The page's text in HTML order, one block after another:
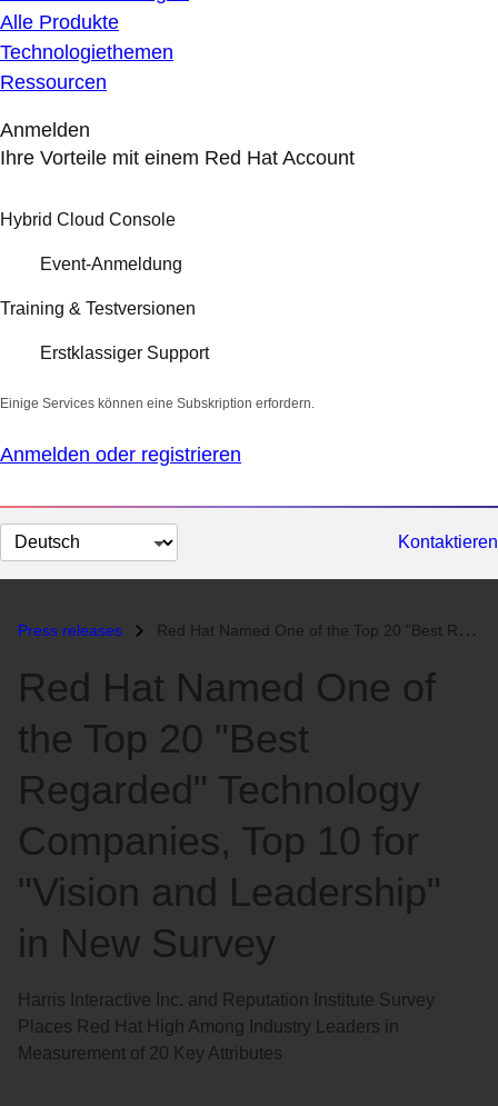
Alle Produkte
Technologiethemen
Ressourcen
Anmelden
Ihre Vorteile mit einem Red Hat Account
Hybrid Cloud Console
Event-Anmeldung
Training & Testversionen
Erstklassiger Support
Einige Services können eine Subskription erfordern.
Anmelden oder registrieren
Sprache
auswählen
Kontaktieren
Press releases Red Hat Named One of the Top 20 "Best Regarded" Technology C...
Red Hat Named One of
the Top 20 "Best
Regarded" Technology
Companies, Top 10 for
"Vision and Leadership"
in New Survey
Harris Interactive Inc. and Reputation Institute Survey
Places Red Hat High Among Industry Leaders in
Measurement of 20 Key Attributes